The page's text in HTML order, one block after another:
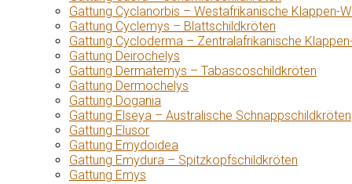
Gattung Cyclanorbis – Westafrikanische Klappen-
Gattung Cyclemys – Blattschildkröten
Gattung Cycloderma – Zentralafrikanische
Gattung Deirochelys
Gattung Dermatemys – Tabascoschildkröten
Gattung Dermochelys
Gattung Dogania
Gattung Elseya – Australische Schnappschildkröten
Gattung Elusor
Gattung Emydoidea
Gattung Emydura – Spitzkopfschildkröten
Gattung Emys